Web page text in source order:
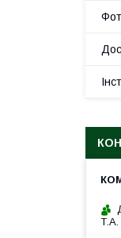
Т.А.